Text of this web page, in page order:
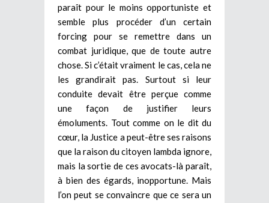
paraît pour le moins opportuniste et
semble plus procéder d’un certain
forcing pour se remettre dans un
combat juridique, que de toute autre
chose. Si c’était vraiment le cas, cela ne
les grandirait pas. Surtout si leur
conduite devait être perçue comme
une façon de justifier leurs
émoluments. Tout comme on le dit du
cœur, la Justice a peut-être ses raisons
que la raison du citoyen lambda ignore,
mais la sortie de ces avocats-là paraît,
à bien des égards, inopportune. Mais
l’on peut se convaincre que ce sera un